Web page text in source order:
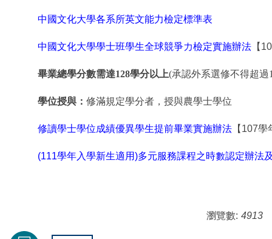
中國文化大學各系所英文能力檢定標準表
中國文化大學學士班學生全球競爭力檢定實施辦法 【
畢業總學分數需達128學分以上(承認外系選修不得超過
學位授與： 修滿規定學分者，授與農學士學位
修讀學士學位成績優異學生提前畢業實施辦法 【107
(111學年入學新生適用)多元服務課程之時數認定辦法
瀏覽數: 4913